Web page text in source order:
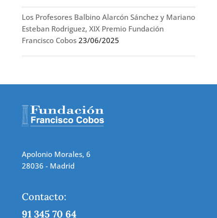
Los Profesores Balbino Alarcón Sánchez y Mariano
Esteban Rodriguez, XIX Premio Fundación
Francisco Cobos 23/06/2025
Apolonio Morales, 6
28036 - Madrid
Contacto:
91 345 70 64